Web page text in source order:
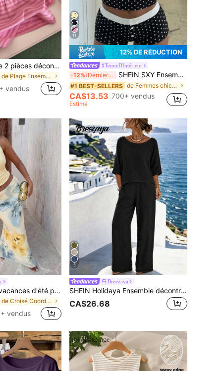
Franclia Ensemble 2 pièces décontracté de vacances pour femmes avec débardeur rayé et short
de Plage Ensembles assortis deux pièces
vendus
11
12% DE RÉDUCTION
#TenueDIntérieur
-12% Derniers 3 jours SHEIN SXY Ensemble de camisole et short à pois pour femmes, tenue polyvalente pour les vacances, les sorties, les occasions décontractées. Ensemble de cami à pois, pyjama mignon, pyjama à pois noir et blanc, ensemble de pyjama, Top et short à pois, tenue d'été noire et blanche à pois pour femmes en 2 pièces, ensemble d'été en 2 pièces pour femmes, ensemble court en 2 pièces pour femme, joli ensemble en 2 pièces, ensemble court en 2 pièces pour femmes, ensemble d'été à pois, ensemble en 2 pièces à pois
#1 BEST-SELLERS de Femmes chics Coords
CA$13.53 700+ vendus
Estimé
Aloruh Tenue de vacances d'été pour femmes : Ensemble sexy avec top court à col drapé imprimé floral tropical et jupe à volants sirène. Vêtements de plage d'été, vêtements de vacances tropicales bohèmes pour femmes, vêtements de plage en maille florale pour femmes, ensemble imprimé floral jaune, tenue de villégiature, style vacances
de Croisé Coordonnées féminines
vendus
5
Breezaya
SHEIN Holidaya Ensemble décontracté en coton et lin pour femmes, ensemble de pantalon, top court, col rond à manches courtes, couleur unie, style de rue à la mode, décontracté pour usage quotidien et extérieur, couleur lin abricot, été, coupe régulière, convient pour le port quotidien
CA$26.68